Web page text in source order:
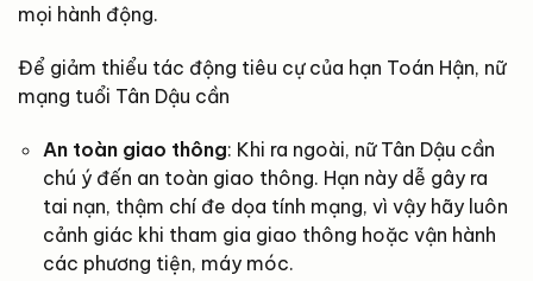
mọi hành động.
Để giảm thiểu tác động tiêu cự của hạn Toán Hận, nữ
mạng tuổi Tân Dậu cần
An toàn giao thông: Khi ra ngoài, nữ Tân Dậu cần
chú ý đến an toàn giao thông. Hạn này dễ gây ra
tai nạn, thậm chí đe dọa tính mạng, vì vậy hãy luôn
cảnh giác khi tham gia giao thông hoặc vận hành
các phương tiện, máy móc.